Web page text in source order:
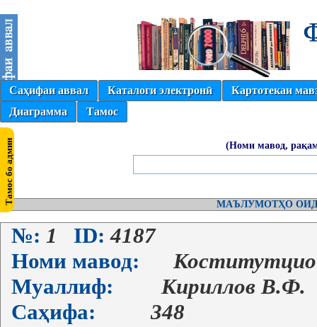
Саҳифаи аввал Каталоги электронӣ
Картотекаи
Диаграмма
Тамос
(Номи мавод,
МАЪЛУМОТҲО
№: 1 ID: 4187
Номи мавод:
Муаллиф:
Кириллов В.Ф.
Саҳифа:
348